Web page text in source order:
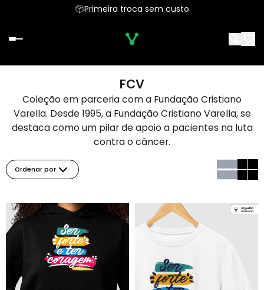
Primeira troca sem custo
FCV
Coleção em parceria com a Fundação Cristiano
Varella. Desde 1995, a Fundação Cristiano Varella, se
destaca como um pilar de apoio a pacientes na luta
contra o câncer.
Ordenar por